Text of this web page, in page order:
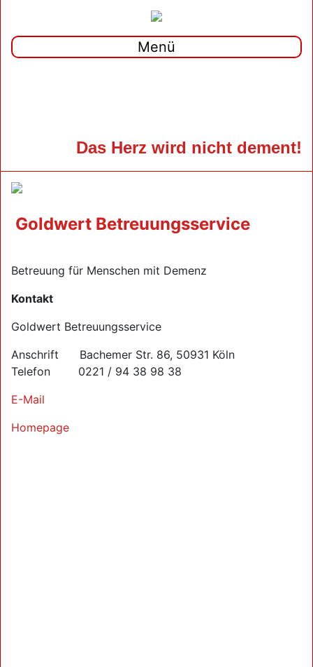
Menü
Das Herz wird nicht dement!
Goldwert Betreuungsservice
Betreuung für Menschen mit Demenz
Kontakt
Goldwert Betreuungsservice
Anschrift Bachemer Str. 86, 50931 Köln
Telefon 0221 / 94 38 98 38
E-Mail
Homepage